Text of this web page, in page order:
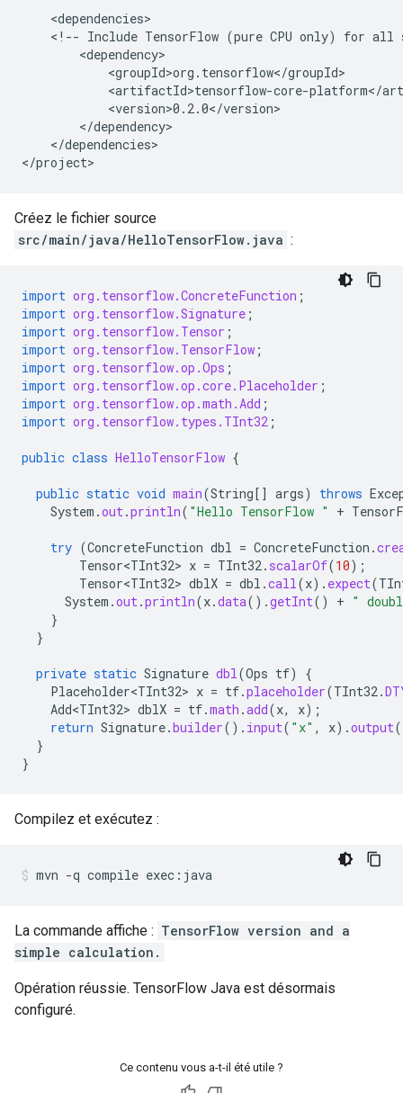
<!-- Include TensorFlow (pure CPU only) for all
</dependencies>
Créez le fichier source
src/main/java/HelloTensorFlow.java :
import org.tensorflow.ConcreteFunction ;
import org.tensorflow.Signature ;
import org.tensorflow.Tensor ;
import org.tensorflow.TensorFlow ;
import org.tensorflow.op.Ops ;
import org.tensorflow.op.core.Placeholder ;
import org.tensorflow.op.math.Add ;
import org.tensorflow.types.TInt32 ;
public class HelloTensorFlow {
public static void main(String[] args) throws
System .out.println( "Hello TensorFlow " +
try (ConcreteFunction dbl = ConcreteFunction .
Tensor<TInt32> x = TInt32. scalarOf(10);
Tensor<TInt32> dblX = dbl .call(x). expect(
System .out.println(x.data().getInt() + "
}
}
private static Signature dbl(Ops tf)
{
Placeholder<TInt32> x = tf.placeholder(TInt32.
Add<TInt32> dblX = tf.math .add(x, x);
return Signature.builder(). input( "x" , x).output(
}
}
Compilez et exécutez :
mvn -q compile exec:java
La commande affiche : TensorFlow version and a
simple calculation.
Opération réussie. TensorFlow Java est désormais
configuré.
Ce contenu vous a-t-il été utile ?